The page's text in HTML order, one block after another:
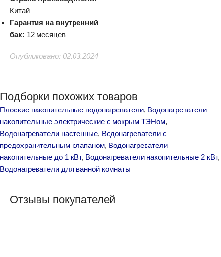
Китай
Гарантия на внутренний
бак: 12 месяцев
Опубликовано: 02.03.2024
Подборки похожих товаров
Плоские накопительные водонагреватели, Водонагреватели
накопительные электрические с мокрым ТЭНом,
Водонагреватели настенные, Водонагреватели с
предохранительным клапаном, Водонагреватели
накопительные до 1 кВт, Водонагреватели накопительные 2 кВт,
Водонагреватели для ванной комнаты
Отзывы покупателей